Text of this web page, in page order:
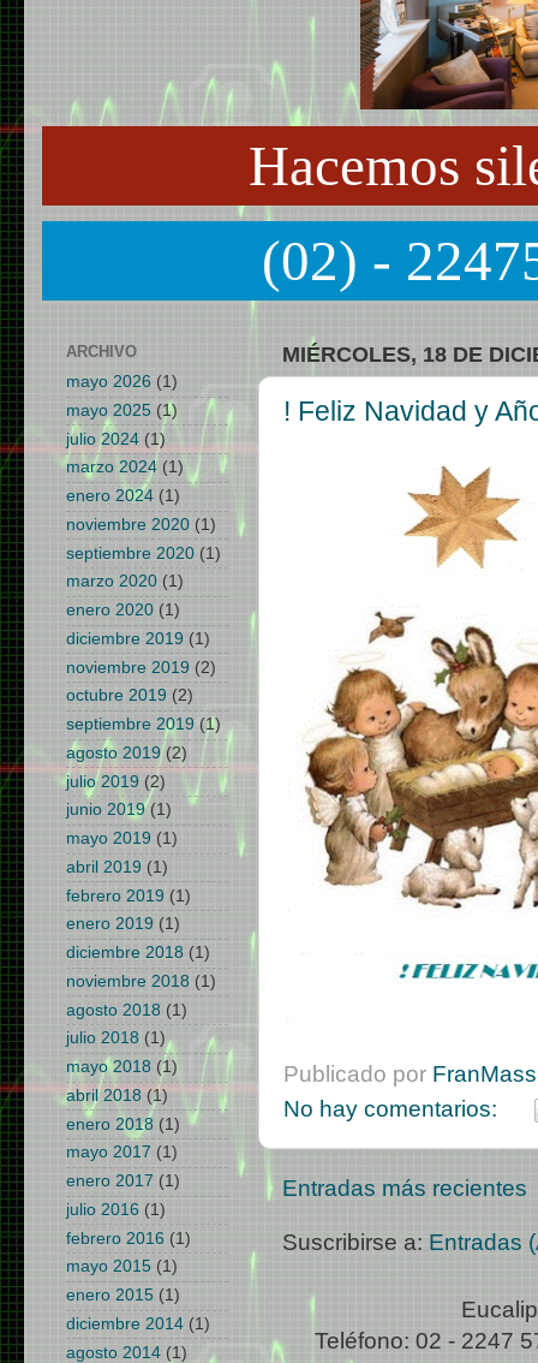
Hacemos
(02) -
MIÉRCOLES, 18 DE
! Feliz Navidad y
Publicado por
No hay comentarios:
Entradas más recientes
Suscribirse a: Entradas
Teléfono: 02 - 2247
ARCHIVO
mayo 2026 (1)
mayo 2025 (1)
julio 2024 (1)
marzo 2024 (1)
enero 2024 (1)
noviembre 2020 (1)
septiembre 2020 (1)
marzo 2020 (1)
enero 2020 (1)
diciembre 2019 (1)
noviembre 2019 (2)
octubre 2019 (2)
septiembre 2019 (1)
agosto 2019(2)
julio 2019 (2)
junio 2019(1)
mayo 2019 (1)
abril 2019 (1)
febrero 2019 (1)
enero 2019 (1)
diciembre 2018 (1)
noviembre 2018 (1)
agosto 2018 (1)
julio 2018 (1)
mayo 2018 (1)
abril 2018(1)
enero 2018 (1)
mayo 2017 (1)
enero 2017 (1)
julio 2016 (1)
febrero 2016 (1)
mayo 2015 (1)
enero 2015 (1)
diciembre 2014 (1)
agosto 2014 (1)